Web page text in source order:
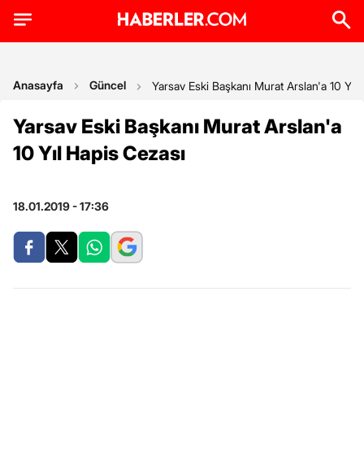
Anasayfa Güncel Yarsav Eski Başkanı Murat Arslan'a 10 Yıl
Yarsav Eski Başkanı Murat Arslan'a
10 Yıl Hapis Cezası
18.01.2019 - 17:36